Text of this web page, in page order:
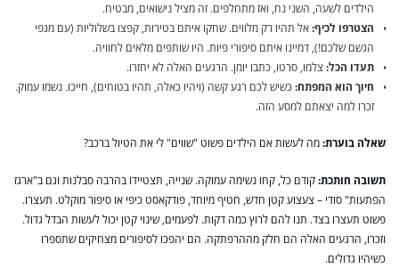
הילדים לשעה, השני נח, ואז מתחלפים. זה מציל נישואים, מבטיח.
הצטרפו לכיף:אל תהיו רק מלווים. שחקו איתם בטירות, קפצו בשלוליות (עם מגפי
הגשם שלכם!), דמיינו איתם סיפורי פיות. היו שותפים מלאים לחוויה.
תעדו הכל: צלמו, סרטו, כתבו יומן. הרגעים האלה לא יחזרו.
חיוך הוא המפתח:כשיש לכם רגע קשה (ויהיו כאלה, תהיו בטוחים), חייכו. נשמו עמוק.
זכרו למה יצאתם למסע הזה.
שאלה בוערת:מה לעשות אם הילדים פשוט "שווים" לי את הטיול ברכב?
תשובה חותכת:קודם כל, קחו נשימה עמוקה. שנייה, תצטיידו בהרבה סבלנות וגם ב"ארגז
הפתעות" סודי – צעצוע קטן חדש, חטיף מיוחד, פודקאסט כיפי או סיפור מוקלט. תעצרו.
פשוט תעצרו בצד. תנו להם לרוץ כמה דקות. לפעמים, שינוי קטן יכול לעשות הבדל גדול.
וזכרו, הרגעים האלה הם חלק מההרפתקה. הם יהפכו לסיפורים מצחיקים שתספרו
כשיהיו גדולים.